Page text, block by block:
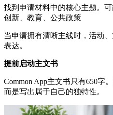
找到申请材料中的核心主题。
创新、教育、公共政策
当申请拥有清晰主线时，活动
表达。
提前启动主文书
Common App主文书只有650字
而是写出属于自己的独特性。